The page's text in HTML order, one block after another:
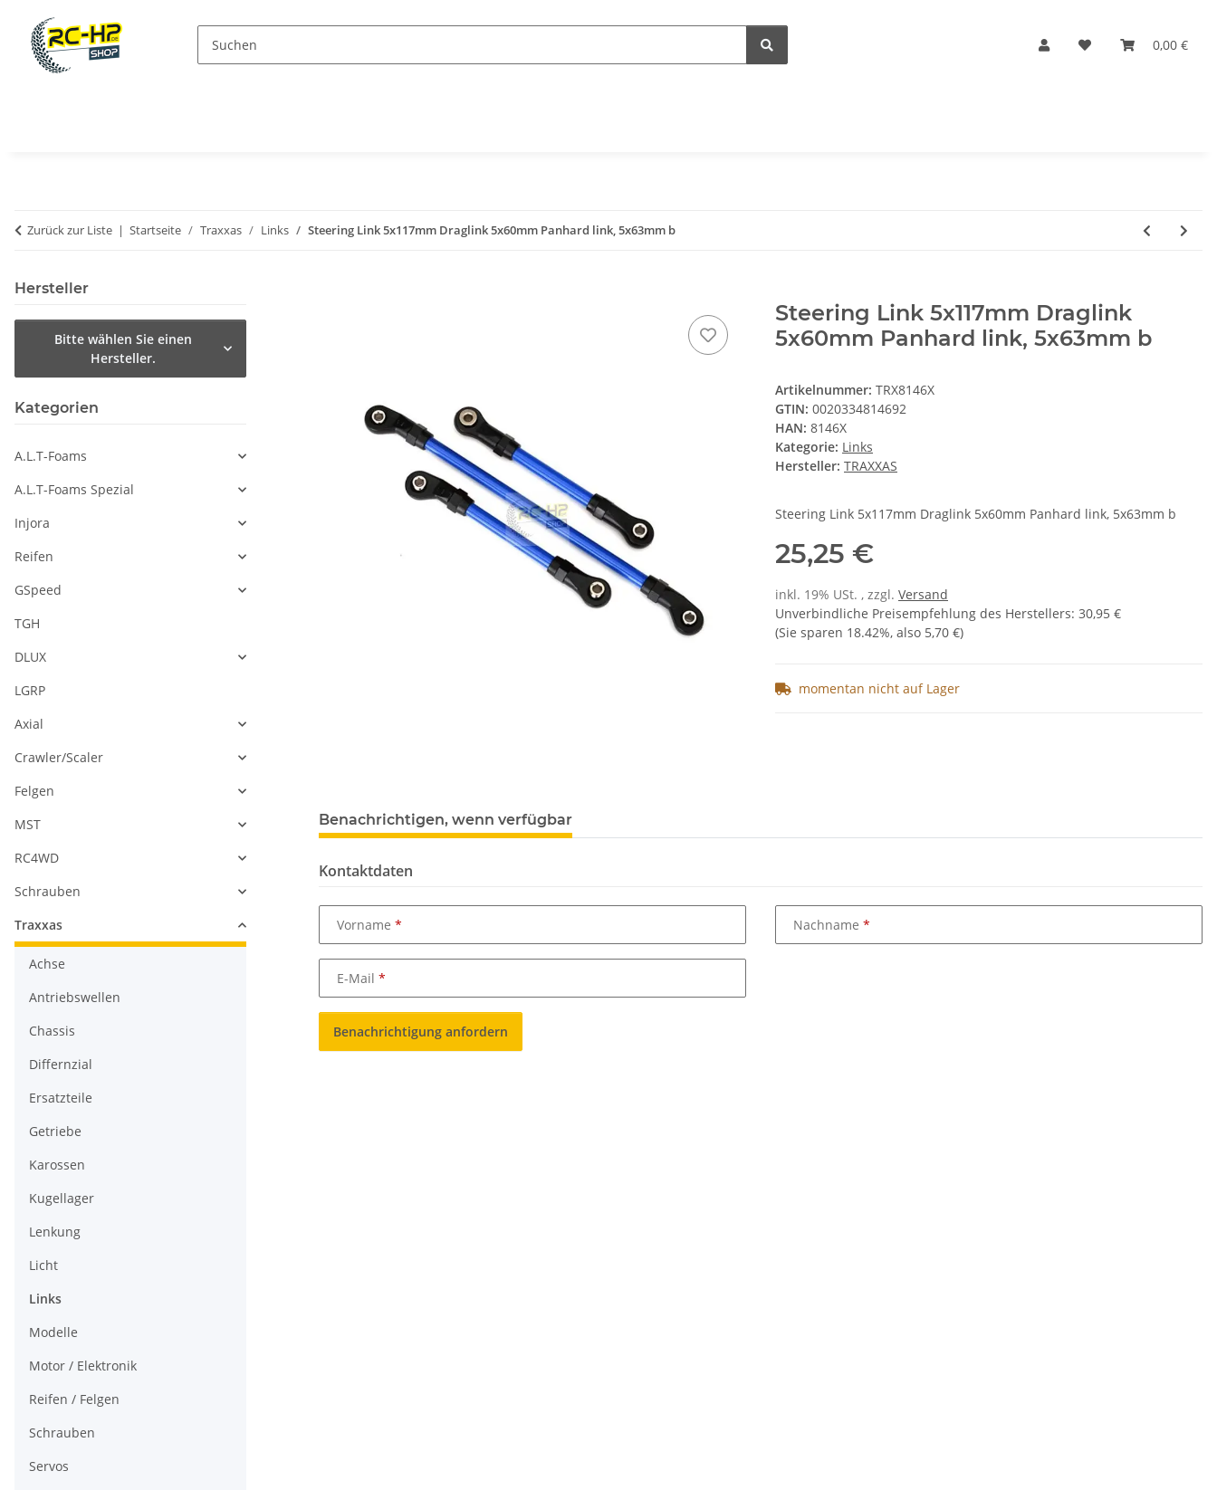
0,00 €
Zurück zur Liste Startseite Traxxas Links Steering Link 5x117mm Draglink 5x60mm Panhard link, 5x63mm b
Steering Link 5x117mm Draglink
5x60mm Panhard link, 5x63mm b
Artikelnummer: TRX8146X
GTIN: 0020334814692
HAN: 8146X
Kategorie: Links
Hersteller: TRAXXAS
Steering Link 5x117mm Draglink 5x60mm Panhard link, 5x63mm b
25,25 €
inkl. 19% USt. , zzgl. Versand
Unverbindliche Preisempfehlung des Herstellers: 30,95 €
(Sie sparen 18.42%, also 5,70 €)
momentan nicht auf Lager
Benachrichtigen, wenn verfügbar
Kontaktdaten
Vorname Nachname
E-Mail
Benachrichtigung anfordern
Hersteller
Bitte wählen Sie einen
Hersteller.
Kategorien
A.L.T-Foams
A.L.T-Foams Spezial
Injora
Reifen
GSpeed
TGH
DLUX
LGRP
Axial
Crawler/Scaler
Felgen
MST
RC4WD
Schrauben
Traxxas
Achse
Antriebswellen
Chassis
Differnzial
Ersatzteile
Getriebe
Karossen
Kugellager
Lenkung
Licht
Links
Modelle
Motor / Elektronik
Reifen / Felgen
Schrauben
Servos